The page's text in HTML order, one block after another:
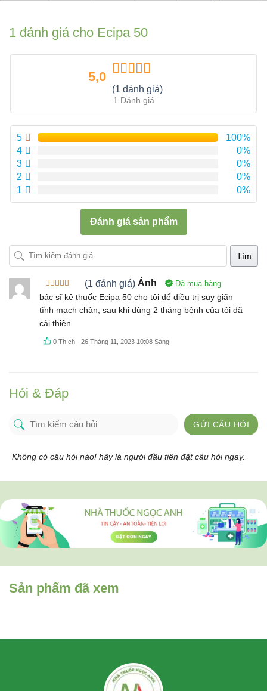
1 đánh giá cho Ecipa 50
5,0
Được xếp
hạng 5.00
sao
(1 đánh giá)
1 Đánh giá
5
100%
4
0%
3
0%
2
0%
1
0%
Đánh giá sản phẩm
Tìm
Được xếp
hạng 55
sao
(1 đánh giá) Ánh Đã mua hàng
bác sĩ kê thuốc Ecipa 50 cho tôi để điều trị suy giãn
tĩnh mạch chân, sau khi dùng 2 tháng bệnh của tôi đã
cải thiện
0 Thích -26 Tháng 11, 2023 10:08 Sáng
Hỏi & Đáp
GỬI CÂU HỎI
Không có câu hỏi nào! hãy là người đầu tiên đặt câu hỏi ngay.
Sản phẩm đã xem